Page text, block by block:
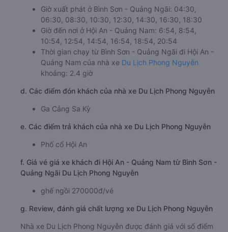
Giờ xuất phát ở Bình Sơn - Quảng Ngãi: 04:30,
06:30, 08:30, 10:30, 12:30, 14:30, 16:30, 18:30
Giờ đến nơi ở Hội An - Quảng Nam: 6:54, 8:54,
10:54, 12:54, 14:54, 16:54, 18:54, 20:54
Thời gian chạy từ Bình Sơn - Quảng Ngãi đi Hội An -
Quảng Nam của nhà xe Du Lịch Phong Nguyễn
khoảng: 2.4 giờ
d. Các điểm đón khách của nhà xe Du Lịch Phong Nguyễn
Ga Cảng Sa Kỳ
e. Các điểm trả khách của nhà xe Du Lịch Phong Nguyễn
Phố cổ Hội An
f. Giá vé giá xe khách đi Hội An - Quảng Nam từ Bình Sơn -
Quảng Ngãi Du Lịch Phong Nguyễn
ghế ngồi 270000đ/vé
g. Review, đánh giá chất lượng xe Du Lịch Phong Nguyễn
Nhà xe Du Lịch Phong Nguyễn được đánh giá với số điểm